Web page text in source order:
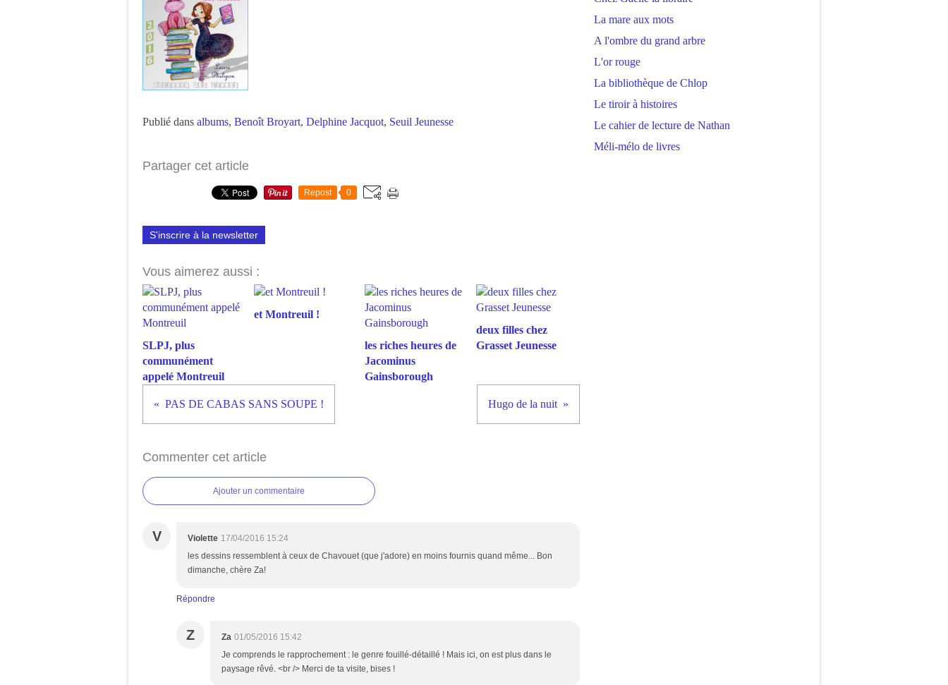
Publié dans albums, Benoît Broyart, Delphine Jacquot, Seuil Jeunesse
Partager cet article
Repost 0
S'inscrire à la newsletter
Vous aimerez aussi :
SLPJ, plus
communément
appelé Montreuil
et Montreuil !
les riches heures de
Jacominus
Gainsborough
deux filles chez
Grasset Jeunesse
PAS DE CABAS SANS SOUPE ! Hugo de la nuit
Commenter cet article
Ajouter un commentaire
V Violette 17/04/2016 15:24
les dessins ressemblent à ceux de Chavouet (que j'adore) en moins fournis quand même... Bon
dimanche, chère Za!
Répondre
Z Za 01/05/2016 15:42
Je comprends le rapprochement : le genre fouillé-détaillé ! Mais ici, on est plus dans le
paysage rêvé. <br /> Merci de ta visite, bises !
La mare aux mots
A l'ombre du grand arbre
L'or rouge
La bibliothèque de Chlop
Le tiroir à histoires
Le cahier de lecture de Nathan
Méli-mélo de livres